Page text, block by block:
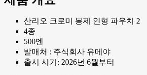
산리오 크로미 봉제 인형 파우치 2
4종
500엔
발매처 : 주식회사 유메야
출시 시기: 2026년 6월부터